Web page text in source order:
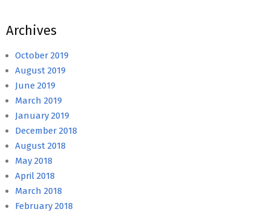
Archives
October 2019
August 2019
June 2019
March 2019
January 2019
December 2018
August 2018
May 2018
April 2018
March 2018
February 2018